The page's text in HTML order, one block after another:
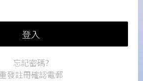
登入
忘記密碼?
發註冊確認電郵